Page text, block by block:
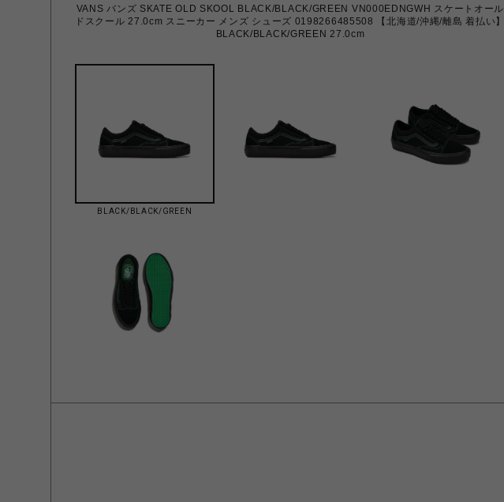
VANS バンズ SKATE OLD SKOOL BLACK/BLACK/GREEN VN000EDNGWH スケートオール
ドスクール 27.0cm スニーカー メンズ シューズ 0198266485508 【北海道/沖縄/離島 着払い】
BLACK/BLACK/GREEN 27.0cm
BLACK/BLACK/GREEN